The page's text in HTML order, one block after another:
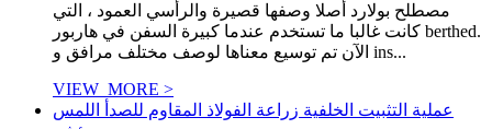
مصطلح بولارد أصلا وصفها قصيرة والرأسي العمود ، التي
كانت غالبا ما تستخدم عندما كبيرة السفن في هاربور berthed.
الآن تم توسيع معناها لوصف مختلف مرافق و ins...
VIEW_MORE >
عملية التثبيت الخلفية زراعة الفولاذ المقاوم للصدأ اللمس